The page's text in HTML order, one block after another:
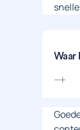
Waar